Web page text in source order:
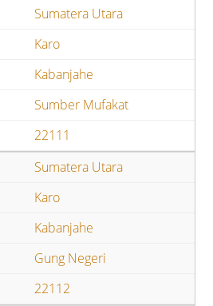
Sumatera Utara
Karo
Kabanjahe
Sumber Mufakat
22111
Sumatera Utara
Karo
Kabanjahe
Gung Negeri
22112